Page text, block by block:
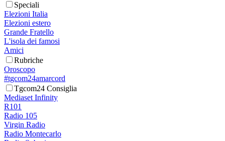
Speciali
Elezioni Italia
Elezioni estero
Grande Fratello
L'isola dei famosi
Amici
Rubriche
Oroscopo
#tgcom24amarcord
Tgcom24 Consiglia
Mediaset Infinity
R101
Radio 105
Virgin Radio
Radio Montecarlo